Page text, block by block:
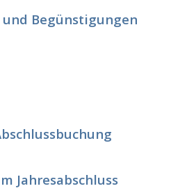
Begünstigungen
Jahresabschluss